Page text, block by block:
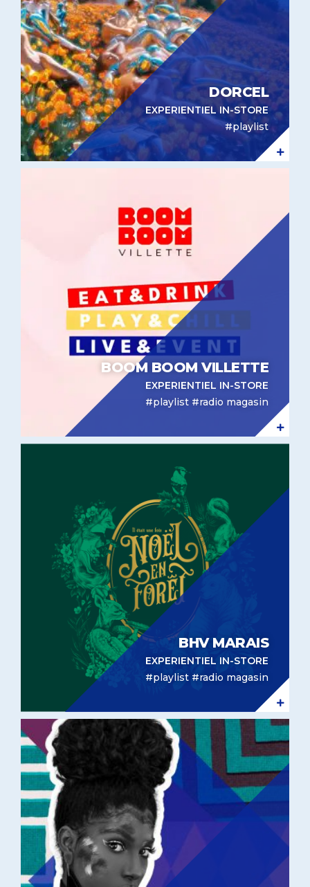
DORCEL
EXPERIENTIEL IN-STORE
#playlist
BOOM BOOM VILLETTE
EXPERIENTIEL IN-STORE
#playlist #radio magasin
Experientiel In-Store -BHV Noël en forêt
BHV MARAIS
EXPERIENTIEL IN-STORE
#playlist #radio magasin
Experientiel In-Store – Gemo